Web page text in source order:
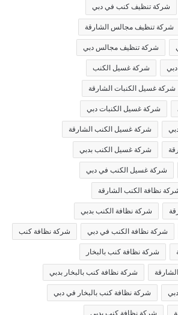
شركة تنظيف كنب في دبي
شركة تنظيف مجالس الشارقة
شركة تنظيف مجالس دبي
شركة غسيل الكنب
شركة غسيل الكنبات الشارقة
شركة غسيل الكنبات دبي
شركة غسيل الكنب الشارقة
شركة غسيل الكنب بدبي
شركة غسيل الكنب في دبي
نظافة الكنب الشارقة
شركة نظافة الكنب بدبي
شركة نظافة الكنب في دبي شركة نظافة كنب
شركة نظافة كنب بالبخار
شركة نظافة كنب بالبخار بدبي
شركة نظافة كنب بالبخار في دبي
شركة نظافة كنب بدبي